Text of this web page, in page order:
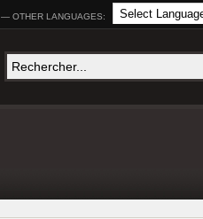
— OTHER LANGUAGES: